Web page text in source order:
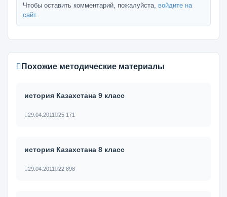
Чтобы оставить комментарий, пожалуйста, войдите на
сайт.
Похожие методические материалы
история Казахстана 9 класс
29.04.2011 25 171
история Казахстана 8 класс
29.04.2011 22 898